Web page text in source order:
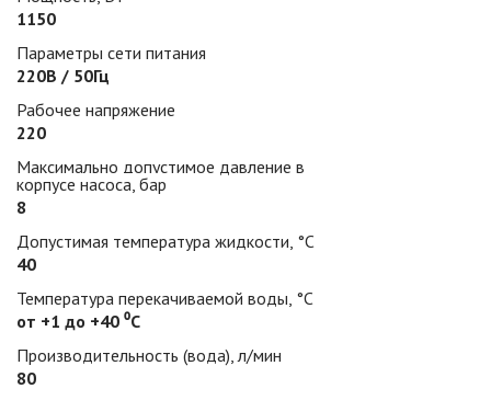
1150
Параметры сети питания
220В / 50Гц
Рабочее напряжение
220
Максимально допустимое давление в
корпусе насоса, бар
8
Допустимая температура жидкости, °С
40
Температура перекачиваемой воды, °С
от +1 до +40 ⁰С
Производительность (вода), л/мин
80